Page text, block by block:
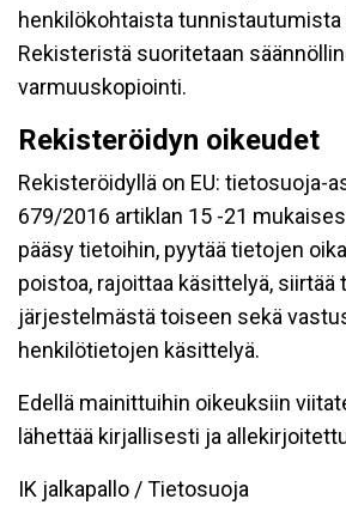
henkilökohtaista
Rekisteristä suoritetaan
varmuuskopiointi.
Rekisteröidyn oikeudet
Rekisteröidyllä on EU: tietosuoja-
679/2016 artiklan 15 -21
pääsy tietoihin, pyytää tietojen
poistoa, rajoittaa käsittelyä, siirtää
järjestelmästä toiseen sekä
henkilötietojen käsittelyä.
Edellä mainittuihin oikeuksiin
lähettää kirjallisesti ja
IK jalkapallo / Tietosuoja